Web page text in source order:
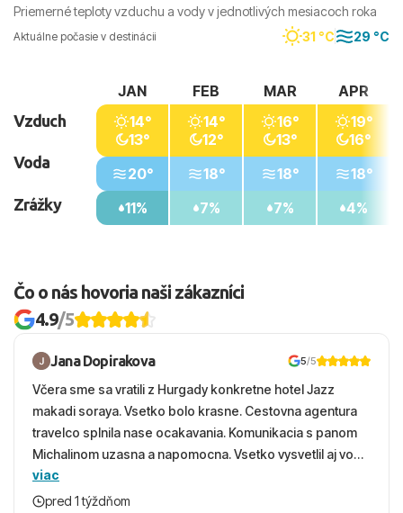
Priemerné teploty vzduchu a vody v jednotlivých mesiacoch roka
Aktuálne počasie v destinácii 31 °C 29 °C
Vzduch
Voda
Zrážky
JAN
14°
13°
20°
11%
FEB
14°
12°
18°
7%
MAR
16°
13°
18°
7%
APR
19°
16°
18°
4%
Čo o nás hovoria naši zákazníci
4.9/5
Jana Dopirakova 5/5
Včera sme sa vratili z Hurgady konkretne hotel Jazz
makadi soraya. Vsetko bolo krasne. Cestovna agentura
travelco splnila nase ocakavania. Komunikacia s panom
Michalinom uzasna a napomocna. Vsetko vysvetlil aj vo
vecernych hodinach zaco sa ospravedlnujem. Hotel
krasny, cisty. Sluzby top. Strava, prostredie, more,
viac
pred 1 týždňom